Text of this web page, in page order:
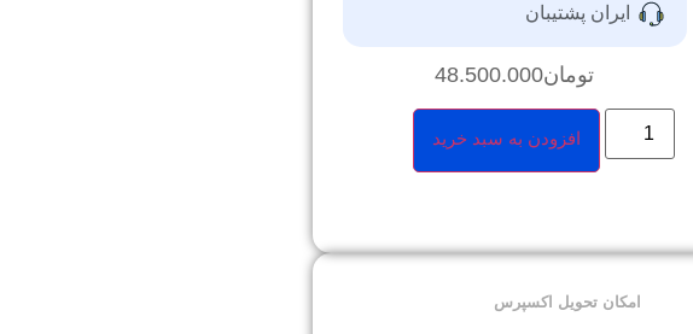
ایران پشتیبان
تومان48.500.000
افزودن به سبد خرید
امکان تحویل اکسپرس